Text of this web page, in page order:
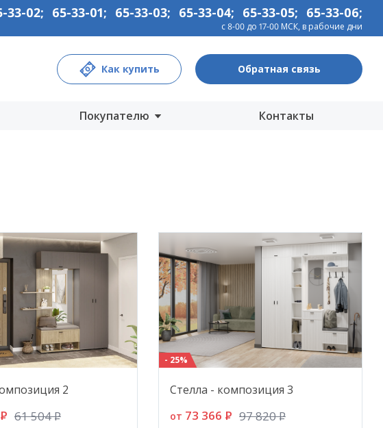
33-02; 65-33-01; 65-33-03; 65-33-04; 65-33-05; 65-33-06;
с 8-00 до 17-00 МСК, в рабочие дни
Как купить Обратная связь
Покупателю
Информация
Контакты
2
P 61 504P
- 25%
Стелла - композиция 3
от 73 366 P 97 820P